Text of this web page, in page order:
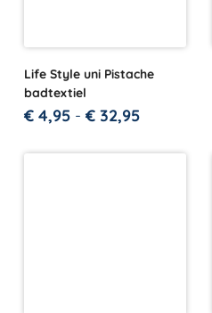
Life Style uni Pistache
badtextiel
€ 4,95 - € 32,95